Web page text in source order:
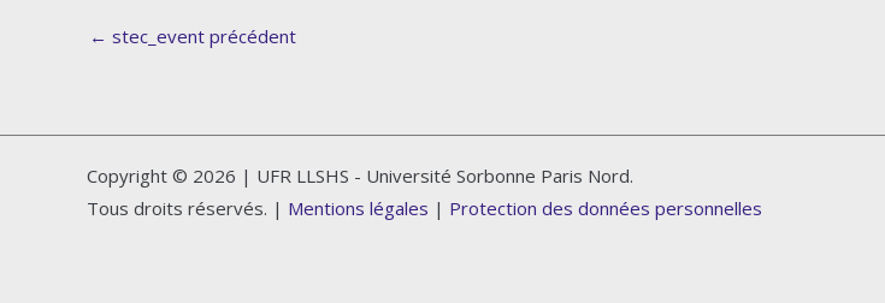
← stec_event précédent
Copyright © 2026 | UFR LLSHS - Université Sorbonne Paris Nord.
Tous droits réservés. | Mentions légales | Protection des données personnelles